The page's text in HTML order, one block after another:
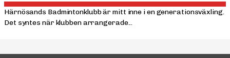
Härnösands Badmintonklubb är mitt inne i en generationsväxling.
Det syntes när klubben arrangerade...